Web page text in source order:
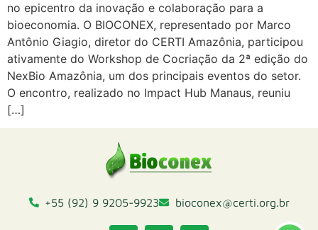
no epicentro da inovação e colaboração para a
bioeconomia. O BIOCONEX, representado por Marco
Antônio Giagio, diretor do CERTI Amazônia, participou
ativamente do Workshop de Cocriação da 2ª edição do
NexBio Amazônia, um dos principais eventos do setor.
O encontro, realizado no Impact Hub Manaus, reuniu
[…]
+55 (92) 9 9205-9923 bioconex@certi.org.br